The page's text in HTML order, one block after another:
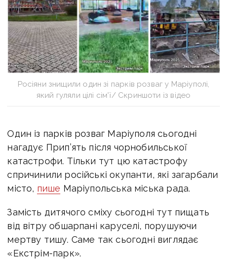
Росіяни знищили один зі парків розваг у Маріуполі,
який гуляли цілі сім'ї/ Скриншоти із відео
Один із парків розваг Маріуполя сьогодні
нагадує Прип’ять після чорнобильської
катастрофи. Тільки тут цю катастрофу
спричинили російські окупанти, які загарбали
місто, пише Маріупольська міська рада.
Замість дитячого сміху сьогодні тут пищать
від вітруобшарпані каруселі, порушуючи
мертву тишу. Саме так сьогодні виглядає
«Екстрім-парк».